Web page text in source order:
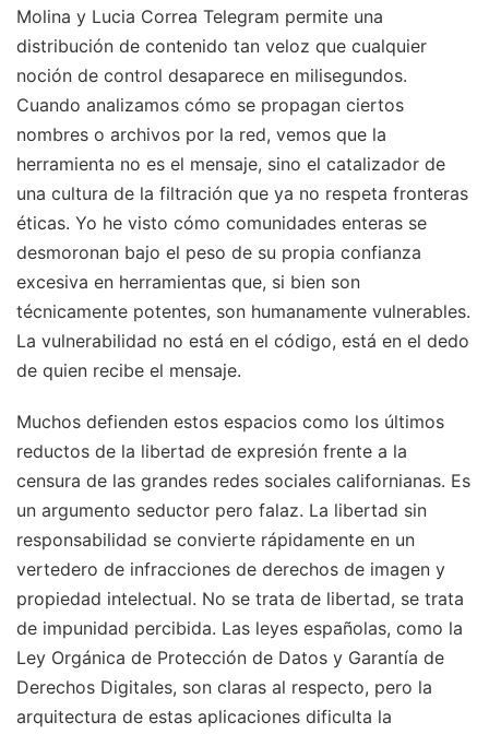
Molina y Lucia Correa Telegram permite una
distribución de contenido tan veloz que cualquier
noción de control desaparece en milisegundos.
Cuando analizamos cómo se propagan ciertos
nombres o archivos por la red, vemos que la
herramienta no es el mensaje, sino el catalizador de
una cultura de la filtración que ya no respeta fronteras
éticas. Yo he visto cómo comunidades enteras se
desmoronan bajo el peso de su propia confianza
excesiva en herramientas que, si bien son
técnicamente potentes, son humanamente vulnerables.
La vulnerabilidad no está en el código, está en el dedo
de quien recibe el mensaje.
Muchos defienden estos espacios como los últimos
reductos de la libertad de expresión frente a la
censura de las grandes redes sociales californianas. Es
un argumento seductor pero falaz. La libertad sin
responsabilidad se convierte rápidamente en un
vertedero de infracciones de derechos de imagen y
propiedad intelectual. No se trata de libertad, se trata
de impunidad percibida. Las leyes españolas, como la
Ley Orgánica de Protección de Datos y Garantía de
Derechos Digitales, son claras al respecto, pero la
arquitectura de estas aplicaciones dificulta la